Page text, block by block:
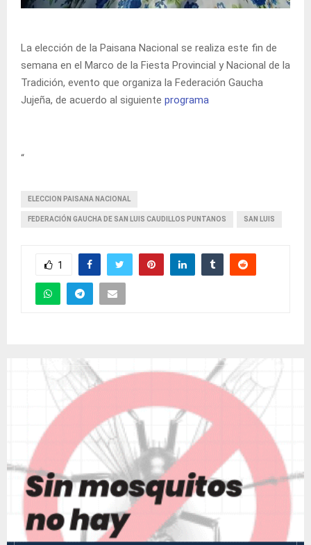
La elección de la Paisana Nacional se realiza este fin de
semana en el Marco de la Fiesta Provincial y Nacional de la
Tradición, evento que organiza la Federación Gaucha
Jujeña, de acuerdo al siguiente programa
“
ELECCION PAISANA NACIONAL
FEDERACIÓN GAUCHA DE SAN LUIS CAUDILLOS PUNTANOS SAN LUIS
1